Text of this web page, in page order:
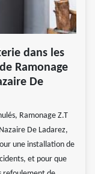
dans les
Ramonage
De
Ramonage Z.T
De Ladarez,
une installation de
et pour que